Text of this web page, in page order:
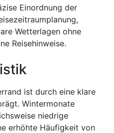
Einordnung der
Wetterlagen ohne
Reisehinweise.
ist durch eine klare
Wintermonate
niedrige
erhöhte Häufigkeit von